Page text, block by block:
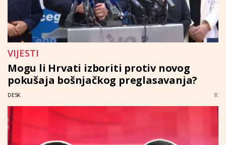
VIJESTI
Mogu li Hrvati izboriti protiv novog
pokušaja bošnjačkog preglasavanja?
DESK 8: